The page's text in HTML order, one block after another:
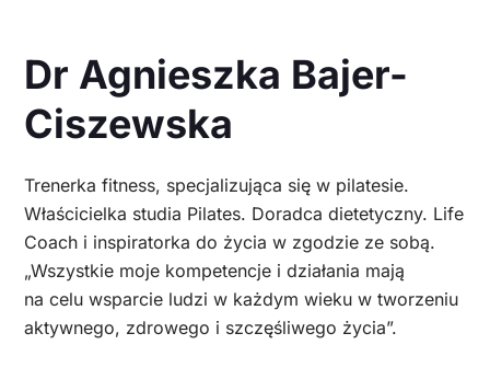
Dr Agnieszka Bajer-
Ciszewska
Trenerka fitness, specjalizująca się w pilatesie.
Właścicielka studia Pilates. Doradca dietetyczny. Life
Coach i inspiratorka do życia w zgodzie ze sobą.
„Wszystkie moje kompetencje i działania mają
na celu wsparcie ludzi w każdym wieku w tworzeniu
aktywnego, zdrowego i szczęśliwego życia”.